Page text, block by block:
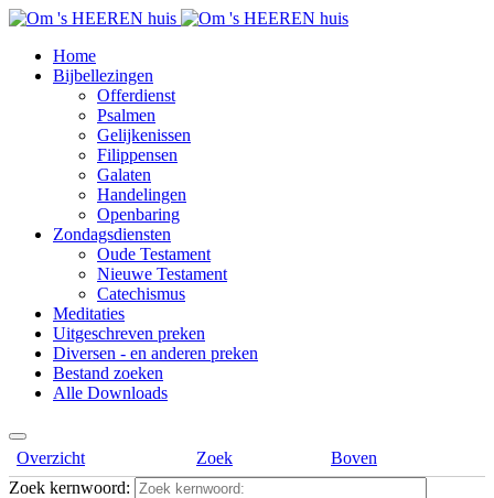
Home
Bijbellezingen
Offerdienst
Psalmen
Gelijkenissen
Filippensen
Galaten
Handelingen
Openbaring
Zondagsdiensten
Oude Testament
Nieuwe Testament
Catechismus
Meditaties
Uitgeschreven preken
Diversen - en anderen preken
Bestand zoeken
Alle Downloads
Overzicht Zoek
Boven
Zoek kernwoord: